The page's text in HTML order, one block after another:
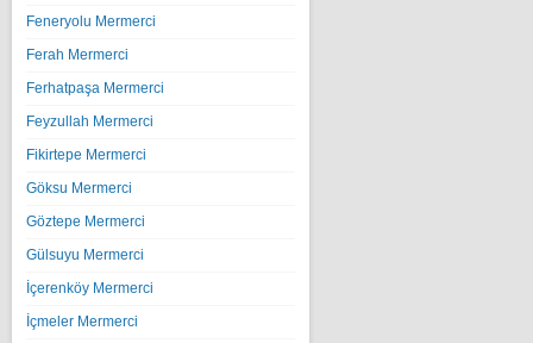
Feneryolu Mermerci
Ferah Mermerci
Ferhatpaşa Mermerci
Feyzullah Mermerci
Fikirtepe Mermerci
Göksu Mermerci
Göztepe Mermerci
Gülsuyu Mermerci
İçerenköy Mermerci
İçmeler Mermerci